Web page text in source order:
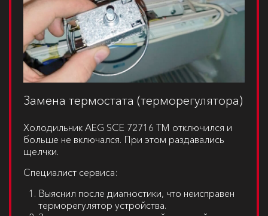
Замена термостата (терморегулятора)
Холодильник AEG SCE 72716 TM отключился и
больше не включался. При этом раздавались
щелчки.
Специалист сервиса:
Выяснил после диагностики, что неисправен
терморегулятор устройства.